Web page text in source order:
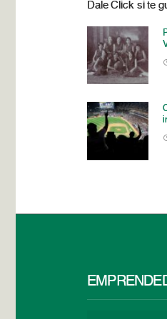
Dale Click si te